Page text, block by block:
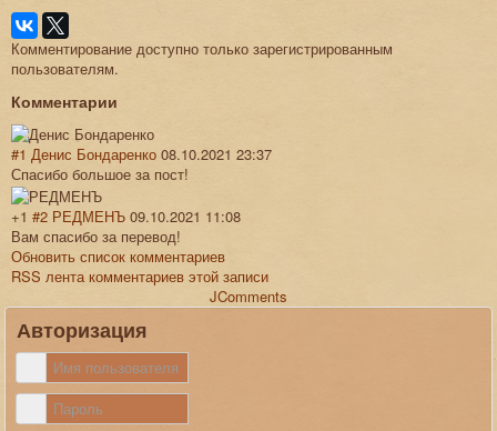
Комментирование доступно только зарегистрированным
пользователям.
Комментарии
#1 Денис Бондаренко 08.10.2021 23:37
Спасибо большое за пост!
+1 #2 РЕДМЕНЪ 09.10.2021 11:08
Вам спасибо за перевод!
Обновить список комментариев
RSS лента комментариев этой записи
JComments
Авторизация